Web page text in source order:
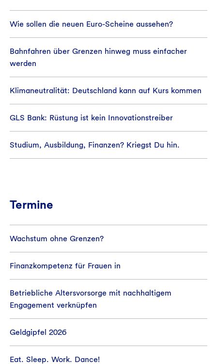
Wie sollen die neuen Euro-Scheine aussehen?
Bahnfahren über Grenzen hinweg muss einfacher
werden
Klimaneutralität: Deutschland kann auf Kurs kommen
GLS Bank: Rüstung ist kein Innovationstreiber
Studium, Ausbildung, Finanzen? Kriegst Du hin.
Termine
Wachstum ohne Grenzen?
Finanzkompetenz für Frauen in
Betriebliche Altersvorsorge mit nachhaltigem
Engagement verknüpfen
Geldgipfel 2026
Eat. Sleep. Work. Dance!